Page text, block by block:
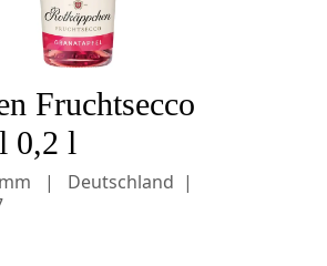
Fruchtsecco
0,2 l
Deutschland